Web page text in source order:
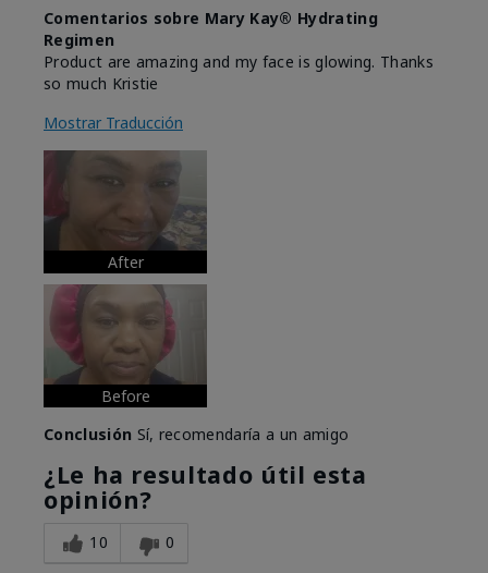
Comentarios sobre Mary Kay® Hydrating
Regimen
Product are amazing and my face is glowing. Thanks
so much Kristie
Mostrar Traducción
After
Before
Conclusión Sí, recomendaría a un amigo
¿Le ha resultado útil esta
opinión?
10 0